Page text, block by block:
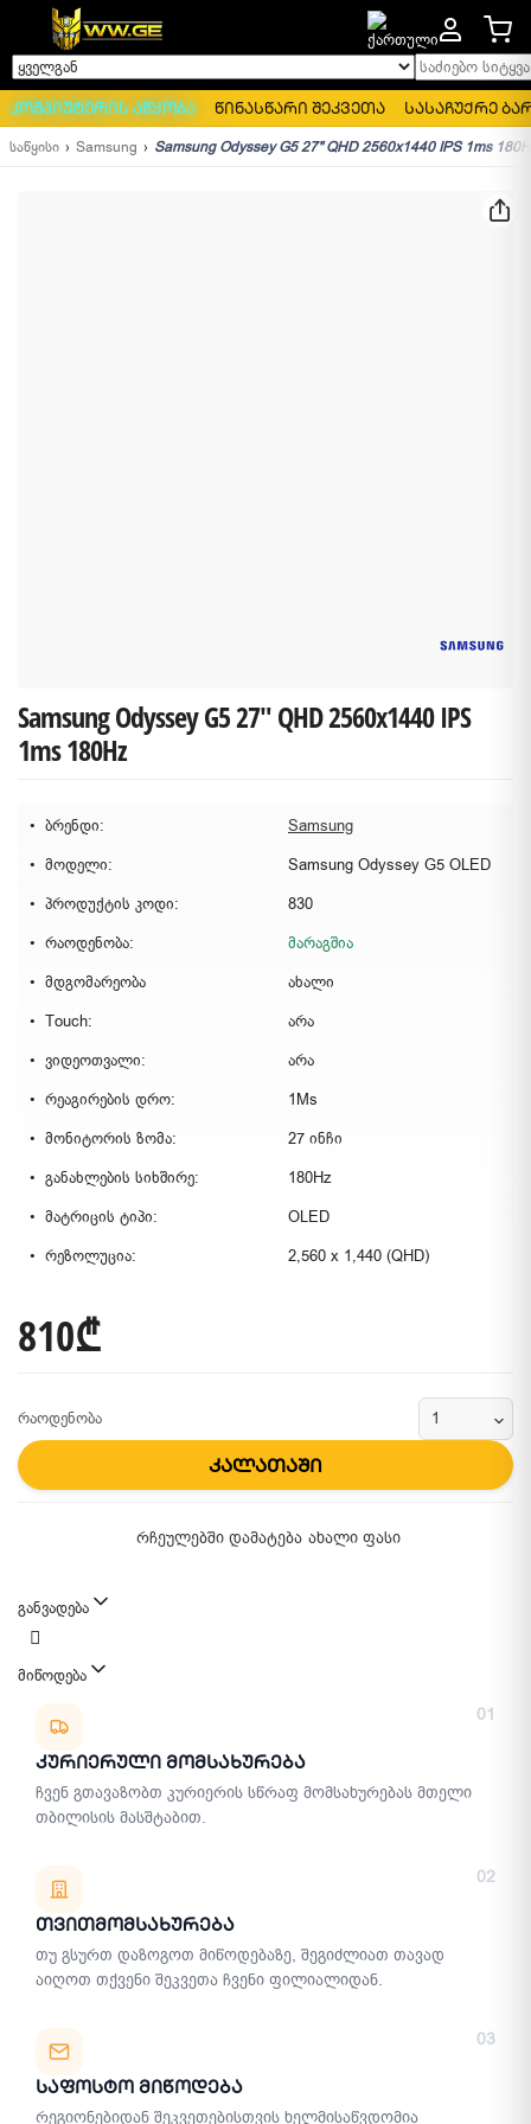
ყველგან საძიებო
კომპიუტერის აწყობა წინასწარი შეკვეთა სასაჩუქრე
საწყისი Samsung Samsung Odyssey G5 27" QHD 2560x1440 IPS 1ms
Samsung Odyssey G5 27" QHD 2560x1440 IPS
1ms 180Hz
ბრენდი:
Samsung
მოდელი:
Samsung Odyssey G5 OLED
პროდუქტის კოდი:
830
რაოდენობა:
მარაგშია
მდგომარეობა
ახალი
Touch:
არა
ვიდეოთვალი:
არა
რეაგირების დრო:
1Ms
მონიტორის ზომა:
27 ინჩი
განახლების სიხშირე:
180Hz
მატრიცის ტიპი:
OLED
რეზოლუცია:
2,560 x 1,440 (QHD)
810₾
რაოდენობა
კალათაში
რჩეულებში დამატება ახალი ფასი
განვადება
მიწოდება
01
Კურიერული Მომსახურება
ჩვენ გთავაზობთ კურიერის სწრაფ მომსახურებას მთელი
თბილისის მასშტაბით.
02
Თვითმომსახურება
თუ გსურთ დაზოგოთ მიწოდებაზე, შეგიძლიათ თავად
აიღოთ თქვენი შეკვეთა ჩვენი ფილიალიდან.
03
Საფოსტო Მიწოდება
რეგიონებიდან შეკვეთებისთვის ხელმისაწვდომია